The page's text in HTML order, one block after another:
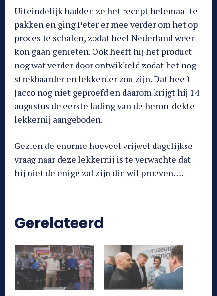
Uiteindelijk hadden ze het recept helemaal te
pakken en ging Peter er mee verder om het op
proces te schalen, zodat heel Nederland weer
kon gaan genieten. Ook heeft hij het product
nog wat verder door ontwikkeld zodat het nog
strekbaarder en lekkerder zou zijn. Dat heeft
Jacco nog niet geproefd en daarom krijgt hij 14
augustus de eerste lading van de herontdekte
lekkernij aangeboden.
Gezien de enorme hoeveel vrijwel dagelijkse
vraag naar deze lekkernij is te verwachte dat
hij niet de enige zal zijn die wil proeven….
Gerelateerd